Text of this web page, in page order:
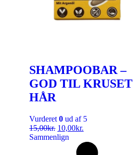
SHAMPOOBAR –
GOD TIL KRUSET
HÅR
Vurderet 0 ud af 5
15,00kr. 10,00kr.
Sammenlign